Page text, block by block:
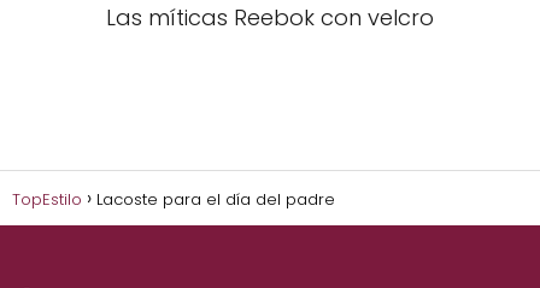
Las míticas Reebok con velcro
TopEstilo Lacoste para el día del padre